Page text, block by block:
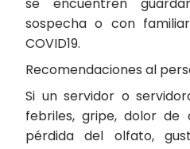
sospecha o con
COVID19.
Recomendaciones al
Si un servidor o
febriles, gripe, dolor de
pérdida del olfato,